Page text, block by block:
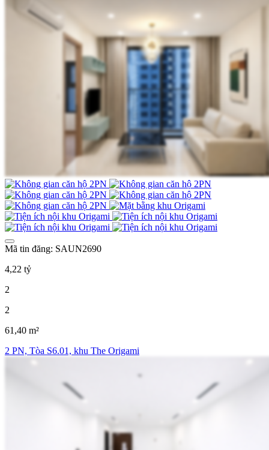
Mã tin đăng: SAUN2690
4,22 tỷ
2
2
61,40 m²
2 PN, Tòa S6.01, khu The Origami